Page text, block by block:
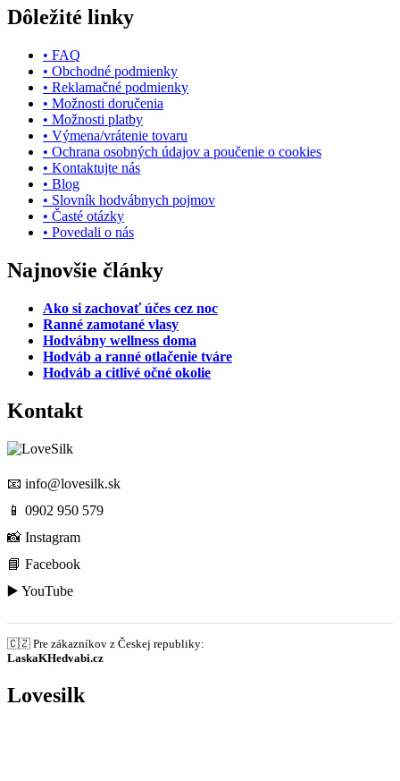
Dôležité linky
• FAQ
• Obchodné podmienky
• Reklamačné podmienky
• Možnosti doručenia
• Možnosti platby
• Výmena/vrátenie tovaru
• Ochrana osobných údajov a poučenie o cookies
• Kontaktujte nás
• Blog
• Slovník hodvábnych pojmov
• Časté otázky
• Povedali o nás
Najnovšie články
Ako si zachovať účes cez noc
Ranné zamotané vlasy
Hodvábny wellness doma
Hodváb a ranné otlačenie tváre
Hodváb a citlivé očné okolie
Kontakt
📧 info@lovesilk.sk
📱 0902 950 579
📸 Instagram
📘 Facebook
▶️ YouTube
🇨🇿 Pre zákazníkov z Českej republiky:
LaskaKHedvabi.cz
Lovesilk